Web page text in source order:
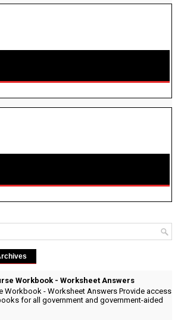
Workbook - Worksheet Answers
Workbook - Worksheet Answers Provide access
for all government and government-aided